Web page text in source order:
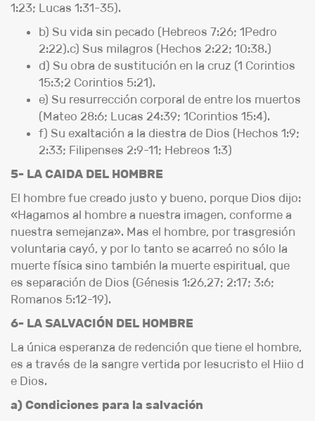
1:23; Lucas 1:31-35).
b) Su vida sin pecado (Hebreos 7:26; 1Pedro
2:22).c) Sus milagros (Hechos 2:22; 10:38.)
d) Su obra de sustitución en la cruz (1 Corintios
15:3;2 Corintios 5:21).
e) Su resurrección corporal de entre los muertos
(Mateo 28:6; Lucas 24:39; 1Corintios 15:4).
f) Su exaltación a la diestra de Dios (Hechos 1:9;
2:33; Filipenses 2:9-11; Hebreos 1:3)
5- LA CAIDA DEL HOMBRE
El hombre fue creado justo y bueno, porque Dios dijo:
«Hagamos al hombre a nuestra imagen, conforme a
nuestra semejanza». Mas el hombre, por trasgresión
voluntaria cayó, y por lo tanto se acarreó no sólo la
muerte física sino también la muerte espiritual, que
es separación de Dios (Génesis 1:26,27; 2:17; 3:6;
Romanos 5:12-19).
6- LA SALVACIÓN DEL HOMBRE
La única esperanza de redención que tiene el hombre,
es a través de la sangre vertida por lesucristo el Hiio d
e Dios.
a) Condiciones para la salvación